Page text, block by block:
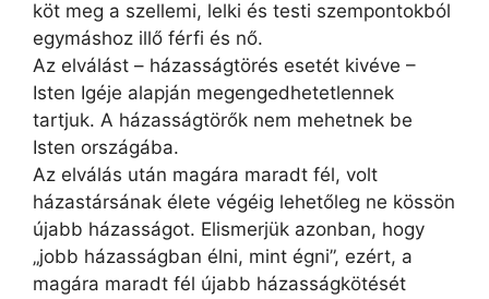
köt meg a szellemi, lelki és testi szempontokból
egymáshoz illő férfi és nő.
Az elválást – házasságtörés esetét kivéve –
Isten Igéje alapján megengedhetetlennek
tartjuk. A házasságtörők nem mehetnek be
Isten országába.
Az elválás után magára maradt fél, volt
házastársának élete végéig lehetőleg ne kössön
újabb házasságot. Elismerjük azonban, hogy
„jobb házasságban élni, mint égni”, ezért, a
magára maradt fél újabb házasságkötését